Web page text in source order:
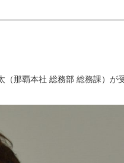
那覇本社 総務部 総務課）が